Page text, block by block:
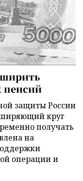
пенсий
защиты России
круг
получать
на
операции и